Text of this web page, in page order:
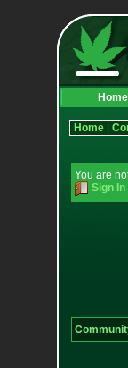
Home
Home|
You are
Sign In